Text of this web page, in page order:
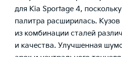
для Kia Sportage 4,
палитра расширилась.
из комбинации сталей
и качества. Улучшенная